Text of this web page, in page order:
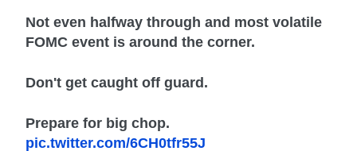
Not even halfway through and most volatile
FOMC event is around the corner.
Don't get caught off guard.
Prepare for big chop.
pic.twitter.com/6CH0tfr55J